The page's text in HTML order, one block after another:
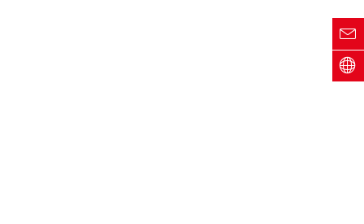
aracılığıyla dahili olarak üretilen basınç, basit